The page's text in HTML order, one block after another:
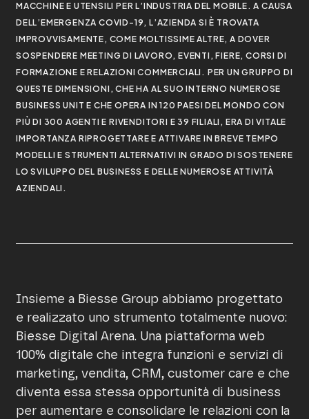
MACCHINE E UTENSILI PER L’INDUSTRIA DEL MOBILE. A CAUSA
DELL’EMERGENZA COVID-19, L’AZIENDA SI È TROVATA
IMPROVVISAMENTE, COME MOLTISSIME ALTRE, A DOVER
SOSPENDERE MEETING DI LAVORO, EVENTI, FIERE, CORSI DI
FORMAZIONE E RELAZIONI COMMERCIALI. PER UN GRUPPO DI
QUESTE DIMENSIONI, CHE HA AL SUO INTERNO NUMEROSE
BUSINESS UNIT E CHE OPERA IN 120 PAESI DEL MONDO CON
PIÙ DI 300 AGENTI E RIVENDITORI E 39 FILIALI, ERA DI VITALE
IMPORTANZA RIPROGETTARE E ATTIVARE IN BREVE TEMPO
MODELLI E STRUMENTI ALTERNATIVI IN GRADO DI SOSTENERE
LO SVILUPPO DEL BUSINESS E DELLE NUMEROSE ATTIVITÀ
AZIENDALI.
Insieme a Biesse Group abbiamo progettato
e realizzato uno strumento totalmente nuovo:
Biesse Digital Arena. Una piattaforma web
100% digitale che integra funzioni e servizi di
marketing, vendita, CRM, customer care e che
diventa essa stessa opportunità di business
per aumentare e consolidare le relazioni con la